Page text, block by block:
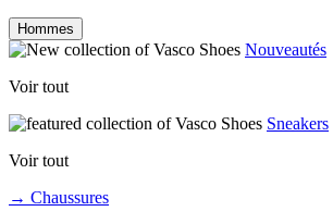
Hommes
Nouveautés
Voir tout
Sneakers
Voir tout
→ Chaussures